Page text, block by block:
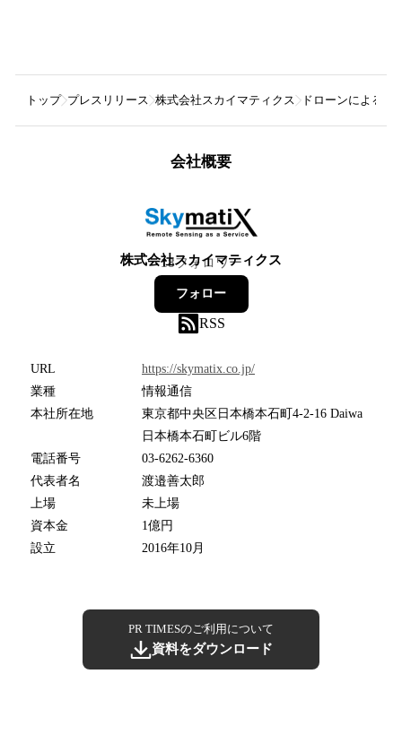
トップ プレスリリース 株式会社スカイマティクス ドローンによる高
会社概要
株式会社スカイマティクス
18フォロワー
フォロー
RSS
URL
https://skymatix.co.jp/
業種
情報通信
本社所在地
東京都中央区日本橋本石町4-2-16 Daiwa
日本橋本石町ビル6階
電話番号
03-6262-6360
代表者名
渡邉善太郎
上場
未上場
資本金
1億円
設立
2016年10月
PR TIMESのご利用について
資料をダウンロード